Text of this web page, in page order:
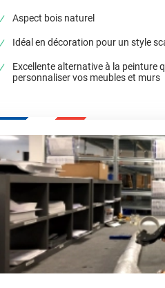
Aspect bois naturel
Idéal en décoration pour un style
Excellente alternative à la peinture
personnaliser vos meubles et murs